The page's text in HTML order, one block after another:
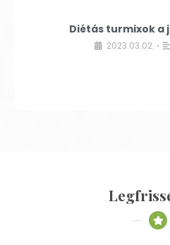
Diétás turmixok a
2023.03.02. •